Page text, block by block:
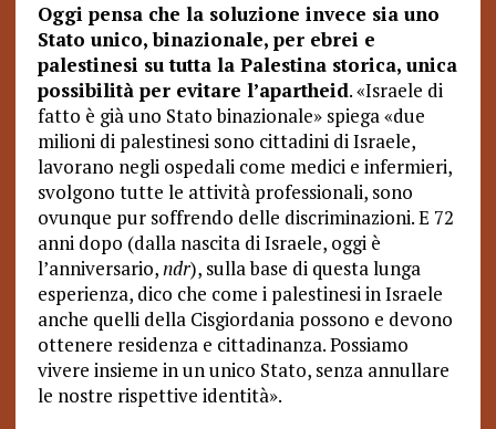
Oggi pensa che la soluzione invece sia uno
Stato unico, binazionale, per ebrei e
palestinesi su tutta la Palestina storica, unica
possibilità per evitare l’apartheid. «Israele di
fatto è già uno Stato binazionale» spiega «due
milioni di palestinesi sono cittadini di Israele,
lavorano negli ospedali come medici e infermieri,
svolgono tutte le attività professionali, sono
ovunque pur soffrendo delle discriminazioni. E 72
anni dopo (dalla nascita di Israele, oggi è
l’anniversario,ndr), sulla base di questa lunga
esperienza, dico che come i palestinesi in Israele
anche quelli della Cisgiordania possono e devono
ottenere residenza e cittadinanza. Possiamo
vivere insieme in un unico Stato, senza annullare
le nostre rispettive identità».